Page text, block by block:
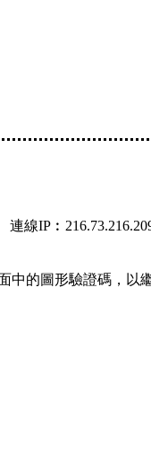
連線
中的圖形驗證碼，以